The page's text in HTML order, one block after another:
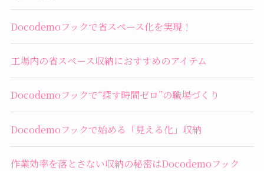
Docodemoフックで省スペース化を実現！
工場内の省スペース収納におすすめのアイテム
Docodemoフックで“探す時間ゼロ”の職場づくり
Docodemoフックで始める「見える化」収納
作業効率を落とさない収納の秘密はDocodemoフック